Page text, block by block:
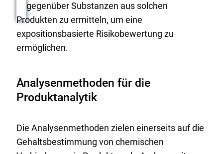
gegenüber Substanzen aus solchen
Produkten zu ermitteln, um eine
expositionsbasierte Risikobewertung zu
ermöglichen.
Analysenmethoden für die
Produktanalytik
Die Analysenmethoden zielen einerseits auf die
Gehaltsbestimmung von chemischen